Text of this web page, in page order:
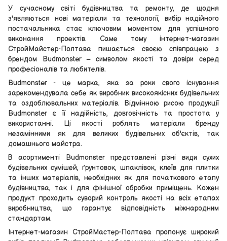
У сучасному світі будівництва та ремонту, де щодня
з'являються нові матеріали та технології, вибір надійного
постачальника стає ключовим моментом для успішного
виконання проектів. Саме тому інтернет-магазин
СтройМайстер-Полтава пишається своєю співпрацею з
брендом Budmonster – символом якості та довіри серед
професіоналів та любителів.
Budmonster - це марка, яка за роки свого існування
зарекомендувала себе як виробник високоякісних будівельних
та оздоблювальних матеріалів. Відмінною рисою продукції
Budmonster є її надійність, довговічність та простота у
використанні. Ці якості роблять матеріали бренду
незамінними як для великих будівельних об'єктів, так
домашнього майстра.
В асортименті Budmonster представлені різні види сухих
будівельних сумішей, ґрунтовок, шпаклівок, клеїв для плитки
та інших матеріалів, необхідних як для початкового етапу
будівництва, так і для фінішної обробки приміщень. Кожен
продукт проходить суворий контроль якості на всіх етапах
виробництва, що гарантує відповідність міжнародним
стандартам.
Інтернет-магазин СтройМастер-Полтава пропонує широкий